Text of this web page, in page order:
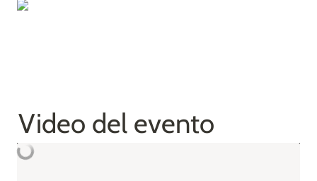
Video del evento